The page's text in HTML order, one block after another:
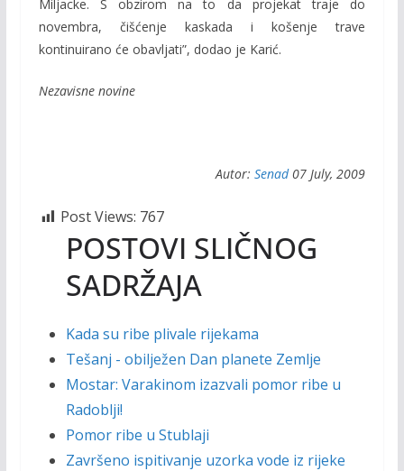
Miljacke. S obzirom na to da projekat traje do
novembra, čišćenje kaskada i košenje trave
kontinuirano će obavljati”, dodao je Karić.
Nezavisne novine
Autor:Senad07 July, 2009
Post Views: 767
POSTOVI SLIČNOG
SADRŽAJA
Kada su ribe plivale rijekama
Tešanj - obilježen Dan planete Zemlje
Mostar: Varakinom izazvali pomor ribe u
Radoblji!
Pomor ribe u Stublaji
Završeno ispitivanje uzorka vode iz rijeke